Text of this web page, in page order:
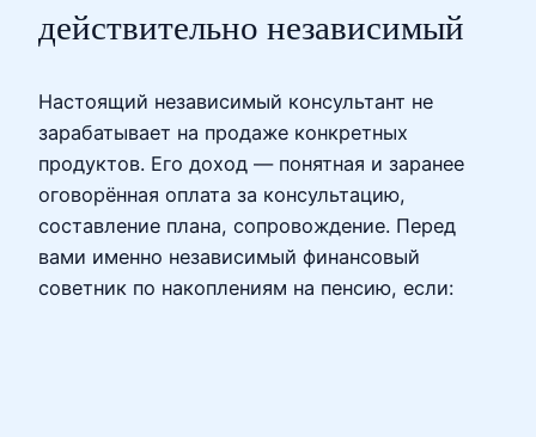
действительно независимый
Настоящий независимый консультант не
зарабатывает на продаже конкретных
продуктов. Его доход — понятная и заранее
оговорённая оплата за консультацию,
составление плана, сопровождение. Перед
вами именно независимый финансовый
советник по накоплениям на пенсию, если: